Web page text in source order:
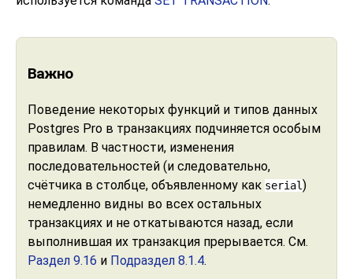
Важно
Поведение некоторых функций и типов данных
Postgres Pro в транзакциях подчиняется особым
правилам. В частности, изменения
последовательностей (и следовательно,
счётчика в столбце, объявленному как serial)
немедленно видны во всех остальных
транзакциях и не откатываются назад, если
выполнившая их транзакция прерывается. См.
Раздел 9.16 и Подраздел 8.1.4.